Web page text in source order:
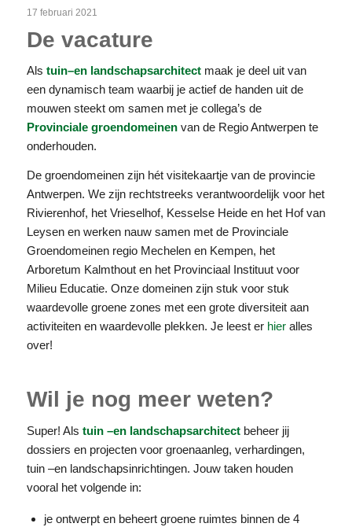
17 februari 2021
De vacature
Als tuin–en landschapsarchitectmaak je deel uit van
een dynamisch team waarbij je actief de handen uit de
mouwen steekt om samen met je collega’s de
Provinciale groendomeinen van de Regio Antwerpen te
onderhouden.
De groendomeinen zijn hét visitekaartje van de provincie
Antwerpen. We zijn rechtstreeks verantwoordelijk voor het
Rivierenhof, het Vrieselhof, Kesselse Heide en het Hof van
Leysen en werken nauw samen met de Provinciale
Groendomeinen regio Mechelen en Kempen, het
Arboretum Kalmthout en het Provinciaal Instituut voor
Milieu Educatie. Onze domeinen zijn stuk voor stuk
waardevolle groene zones met een grote diversiteit aan
activiteiten en waardevolle plekken. Je leest er hieralles
over!
Wil je nog meer weten?
Super! Als tuin –en landschapsarchitect beheer jij
dossiers en projecten voor groenaanleg, verhardingen,
tuin –en landschapsinrichtingen. Jouw taken houden
vooral het volgende in:
je ontwerpt en beheert groene ruimtes binnen de 4